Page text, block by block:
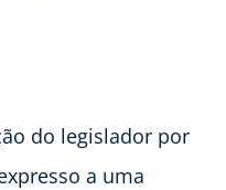
do legislador por
a uma